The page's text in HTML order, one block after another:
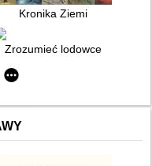
Kronika Ziemi
Zrozumieć lodowce